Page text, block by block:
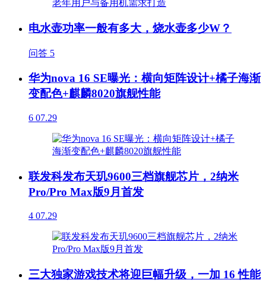
电水壶功率一般有多大，烧水壶多少W？
问答 5
华为nova 16 SE曝光：横向矩阵设计+橘子海渐
变配色+麒麟8020旗舰性能
6 07.29
联发科发布天玑9600三档旗舰芯片，2纳米
Pro/Pro Max版9月首发
4 07.29
三大独家游戏技术将迎巨幅升级，一加 16 性能